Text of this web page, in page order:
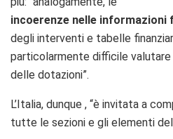
incoerenze nelle informazioni
degli interventi e tabelle
particolarmente difficile
delle dotazioni”.
L’Italia, dunque , “è invitata a
tutte le sezioni e gli elementi